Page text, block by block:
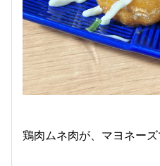
鶏肉ムネ肉が、マヨネー